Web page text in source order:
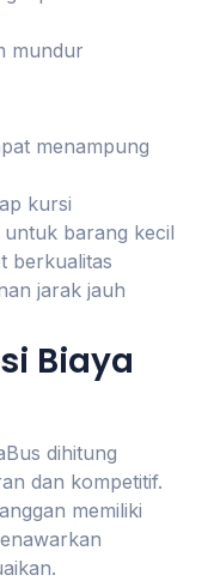
mundur
menampung
kursi
barang kecil
berkualitas
jarak jauh
Biaya
dihitung
dan kompetitif.
memiliki